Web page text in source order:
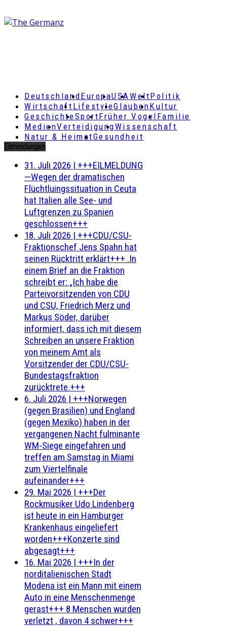
DeutschlandEuropaUSAWeltPolitik
Wirtschaft LifestyleGlaubenKultur
GeschichteSportFrüher Vogel Familie
MedienVerteidigungWissenschaft
Natur & HeimatGesundheit
Eilmeldungen
31. Juli 2026 | +++EILMELDUNG
—Wegen der dramatischen
Flüchtluingssituation in Ceuta
hat Italien alle See- und
Luftgrenzen zu Spanien
geschlossen+++
18. Juli 2026 | +++CDU/CSU-
Fraktionschef Jens Spahn hat
seinen Rücktritt erklärt+++ .In
einem Brief an die Fraktion
schreibt er: „Ich habe die
Parteivorsitzenden von CDU
und CSU, Friedrich Merz und
Markus Söder, darüber
informiert, dass ich mit diesem
Schreiben an unsere Fraktion
von meinem Amt als
Vorsitzender der CDU/CSU-
Bundestagsfraktion
zurücktrete.+++
6. Juli 2026 | +++Norwegen
(gegen Brasilien) und England
(gegen Mexiko) haben in der
vergangenen Nacht fulminante
WM-Siege eingefahren und
treffen am Samstag in Miami
zum Viertelfinale
aufeinander+++
29. Mai 2026 | +++Der
Rockmusiker Udo Lindenberg
ist heute in ein Hamburger
Krankenhaus eingeliefert
worden+++Konzerte sind
abgesagt+++
16. Mai 2026 | +++In der
norditalienischen Stadt
Modena ist ein Mann mit einem
Auto in eine Menschenmenge
gerast+++ 8 Menschen wurden
verletzt , davon 4 schwer+++